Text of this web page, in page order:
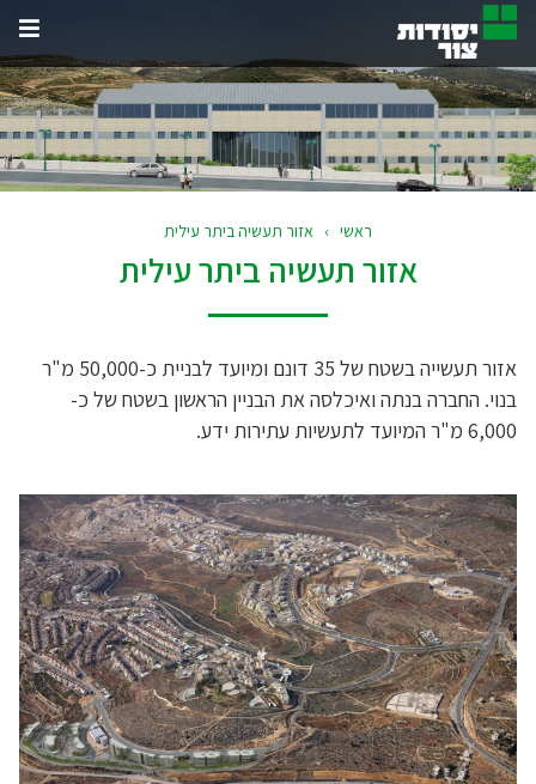
ראשי › אזור תעשיה ביתר עילית
אזור תעשיה ביתר עילית
אזור תעשייה בשטח של 35 דונם ומיועד לבניית כ-50,000 מ"ר
בנוי. החברה בנתה ואיכלסה את הבניין הראשון בשטח של כ-
6,000 מ"ר המיועד לתעשיות עתירות ידע.